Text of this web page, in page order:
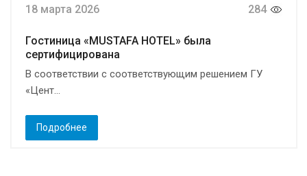
18 марта 2026 284
Гостиница «MUSTAFA HOTEL» была
сертифицирована
В соответствии с соответствующим решением ГУ
«Цент...
Подробнее